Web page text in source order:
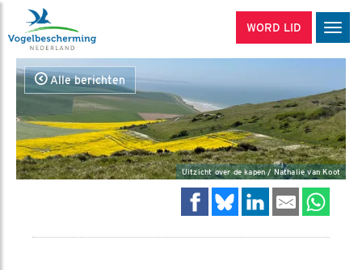
WORD LID
Alle berichten
Uitzicht over de kapen / Nathalie van Koot